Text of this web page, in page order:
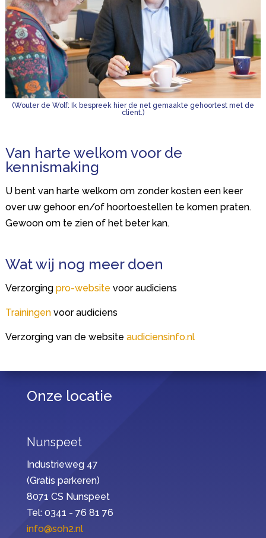
(Wouter de Wolf: Ik bespreek hier de net gemaakte gehoortest met de
client.)
Van harte welkom voor de
kennismaking
U bent van harte welkom om zonder kosten een keer
over uw gehoor en/of hoortoestellen te komen praten.
Gewoon om te zien of het beter kan.
Wat wij nog meer doen
Verzorging pro-website voor audiciens
Trainingenvoor audiciens
Verzorging van de website audiciensinfo.nl
Onze locatie
Nunspeet
Industrieweg 47
(Gratis parkeren)
8071 CS Nunspeet
Tel: 0341 - 76 81 76
info@soh2.nl